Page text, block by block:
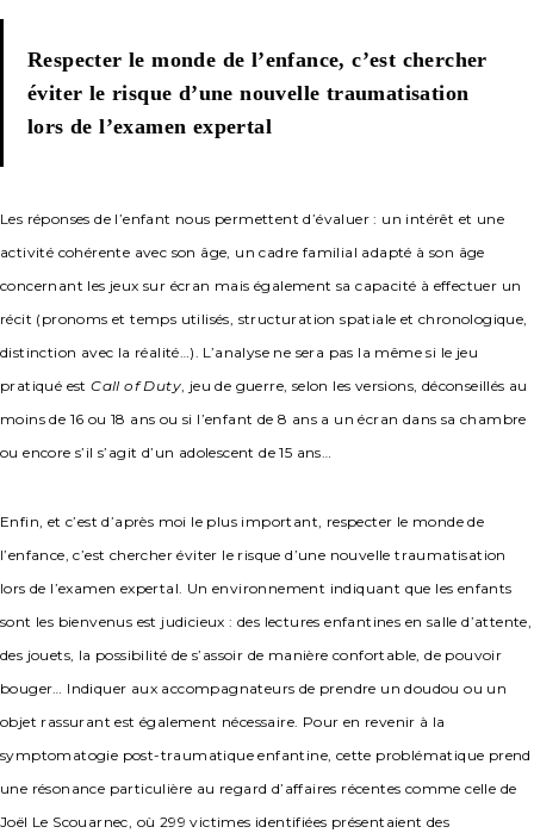
Respecter le monde de l’enfance, c’est chercher
éviter le risque d’une nouvelle traumatisation
lors de l’examen expertal
Les réponses de l’enfant nous permettent d’évaluer : un intérêt et une
activité cohérente avec son âge, un cadre familial adapté à son âge
concernant les jeux sur écran mais également sa capacité à effectuer un
récit (pronoms et temps utilisés, structuration spatiale et chronologique,
distinction avec la réalité…). L’analyse ne sera pas la même si le jeu
pratiqué estCall of Duty, jeu de guerre, selon les versions, déconseillés au
moins de 16 ou 18 ans ou si l’enfant de 8 ans a un écran dans sa chambre
ou encore s’il s’agit d’un adolescent de 15 ans…
Enfin, et c’est d’après moi le plus important, respecter le monde de
l’enfance, c’est chercher éviter le risque d’une nouvelle traumatisation
lors de l’examen expertal. Un environnement indiquant que les enfants
sont les bienvenus est judicieux : des lectures enfantines en salle d’attente,
des jouets, la possibilité de s’assoir de manière confortable, de pouvoir
bouger… Indiquer aux accompagnateurs de prendre un doudou ou un
objet rassurant est également nécessaire. Pour en revenir à la
symptomatogie post-traumatique enfantine, cette problématique prend
une résonance particulière au regard d’affaires récentes comme celle de
Joël Le Scouarnec, où 299 victimes identifiées présentaient des